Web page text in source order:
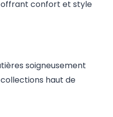
offrant confort et style
soigneusement
haut de